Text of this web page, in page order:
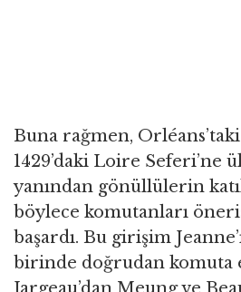
Buna rağmen,
1429’daki Loire Seferi’ne
yanından gönüllülerin
böylece komutanları
başardı. Bu girişim
birinde doğrudan komuta